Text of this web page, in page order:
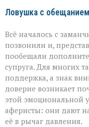
Ловушка с
Всё началось с
позвонили и,
пообещали
супруга. Для многих
поддержка, а знак
доверие возникает
этой эмоциональной
аферисты: они дают
её в рычаг давления.